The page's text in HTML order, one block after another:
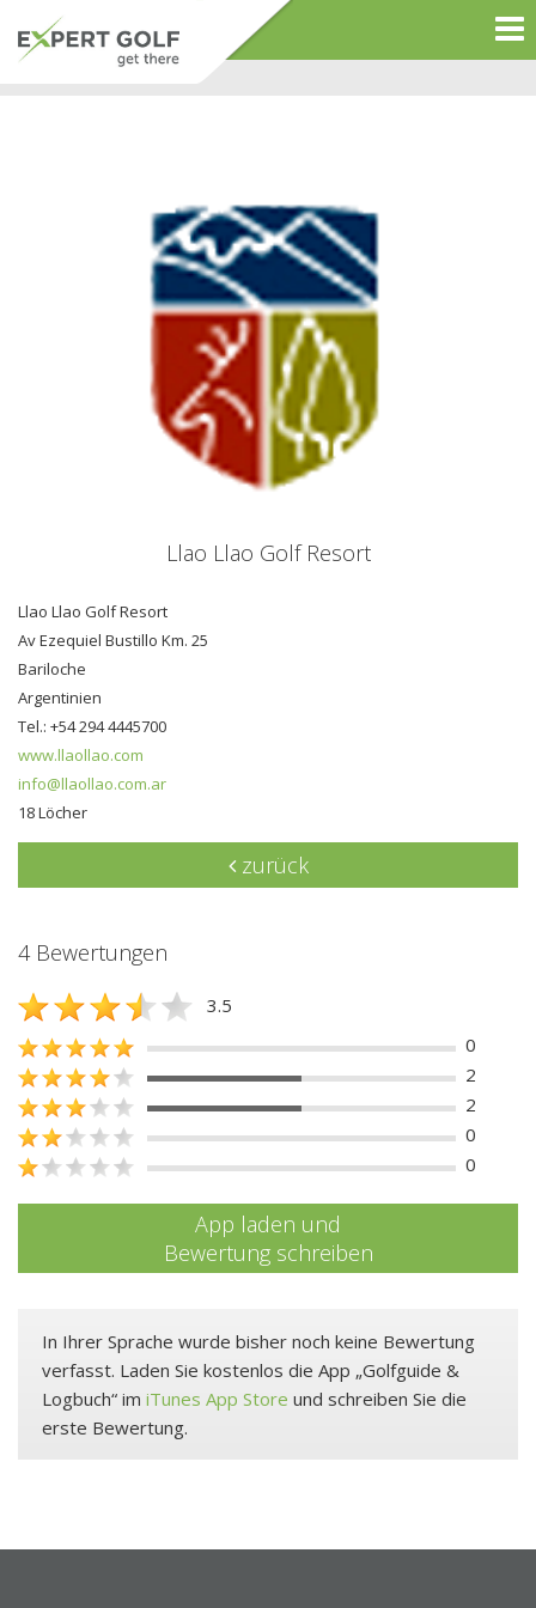
Llao Llao Golf Resort
Llao Llao Golf Resort
Av Ezequiel Bustillo Km. 25
Bariloche
Argentinien
Tel.: +54 294 4445700
www.llaollao.com
info@llaollao.com.ar
18 Löcher
zurück
4 Bewertungen
3.5
0
2
2
0
0
App laden und
Bewertung schreiben
In Ihrer Sprache wurde bisher noch keine Bewertung
verfasst. Laden Sie kostenlos die App „Golfguide &
Logbuch“ im iTunes App Store und schreiben Sie die
erste Bewertung.